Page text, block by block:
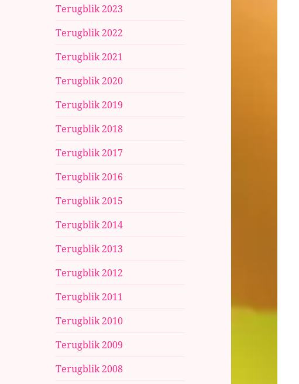
Terugblik 2023
Terugblik 2022
Terugblik 2021
Terugblik 2020
Terugblik 2019
Terugblik 2018
Terugblik 2017
Terugblik 2016
Terugblik 2015
Terugblik 2014
Terugblik 2013
Terugblik 2012
Terugblik 2011
Terugblik 2010
Terugblik 2009
Terugblik 2008